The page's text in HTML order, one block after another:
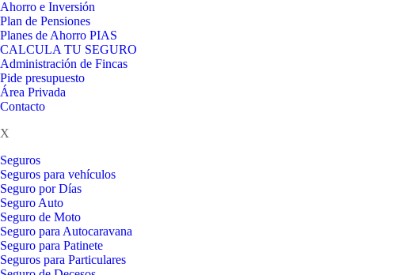
Ahorro e Inversión
Plan de Pensiones
Planes de Ahorro PIAS
CALCULA TU SEGURO
Administración de Fincas
Pide presupuesto
Área Privada
Contacto
X
Seguros
Seguros para vehículos
Seguro por Días
Seguro Auto
Seguro de Moto
Seguro para Autocaravana
Seguro para Patinete
Seguros para Particulares